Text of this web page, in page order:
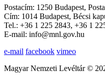
Postacím: 1250 Budapest,
Cím: 1014 Budapest, Bécsi
Tel.: +36 1 225 2843, +36 1
E-mail: info@mnl.gov.hu
e-mail facebook vimeo
Magyar Nemzeti Levéltár ©